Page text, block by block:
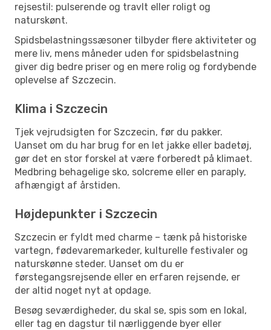
rejsestil: pulserende og travlt eller roligt og
naturskønt.
Spidsbelastningssæsoner tilbyder flere aktiviteter og
mere liv, mens måneder uden for spidsbelastning
giver dig bedre priser og en mere rolig og fordybende
oplevelse af Szczecin.
Klima i Szczecin
Tjek vejrudsigten for Szczecin, før du pakker.
Uanset om du har brug for en let jakke eller badetøj,
gør det en stor forskel at være forberedt på klimaet.
Medbring behagelige sko, solcreme eller en paraply,
afhængigt af årstiden.
Højdepunkter i Szczecin
Szczecin er fyldt med charme – tænk på historiske
vartegn, fødevaremarkeder, kulturelle festivaler og
naturskønne steder. Uanset om du er
førstegangsrejsende eller en erfaren rejsende, er
der altid noget nyt at opdage.
Besøg seværdigheder, du skal se, spis som en lokal,
eller tag en dagstur til nærliggende byer eller